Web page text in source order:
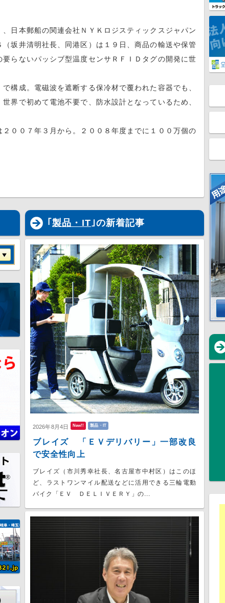
日本郵船の関連会社ＮＹＫロジスティックスジャパン
坂井清明社長、同港区）は１９日、商品の輸送や保管
らないパッシブ型温度センサＲＦＩＤタグの開発に世
成。電磁波を遮断する保冷材で覆われた容器でも、
界で初めて電池不要で、防水設計となっているため、
００７年３月から。２００８年度までに１００万個の
｢ 製品・IT ｣の新着記事
2026年8月4日 New!! 製品・IT
ブレイズ 「ＥＶデリバリー」一部改良
で安全性向上
ブレイズ（市川秀幸社長、名古屋市中村区）はこのほ
ど、ラストワンマイル配送などに活用できる三輪電動
バイク「ＥＶ ＤＥＬＩＶＥＲＹ」の...